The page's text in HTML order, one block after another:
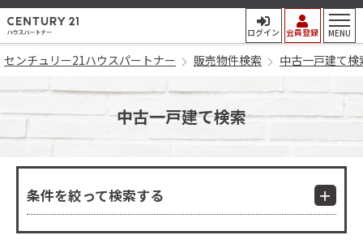
センチュリー21ハウスパート
ログイン 会員登録 MENU
センチュリー21ハウスパートナー 販売物件検索 中古一戸建て検
中古一戸建て検索
条件を絞って検索する